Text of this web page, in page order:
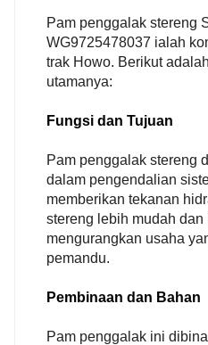
Pam penggalak stereng
WG9725478037 ialah
trak Howo. Berikut
utamanya:
Fungsi dan Tujuan
Pam penggalak stereng
dalam pengendalian
memberikan tekanan
stereng lebih mudah dan
mengurangkan usaha
pemandu.
Pembinaan dan Bahan
Pam penggalak ini